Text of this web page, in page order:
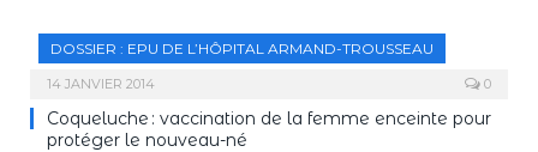
DOSSIER : EPU DE L’HÔPITAL ARMAND-TROUSSEAU
14 JANVIER 2014 0
Coqueluche : vaccination de la femme enceinte pour
protéger le nouveau-né